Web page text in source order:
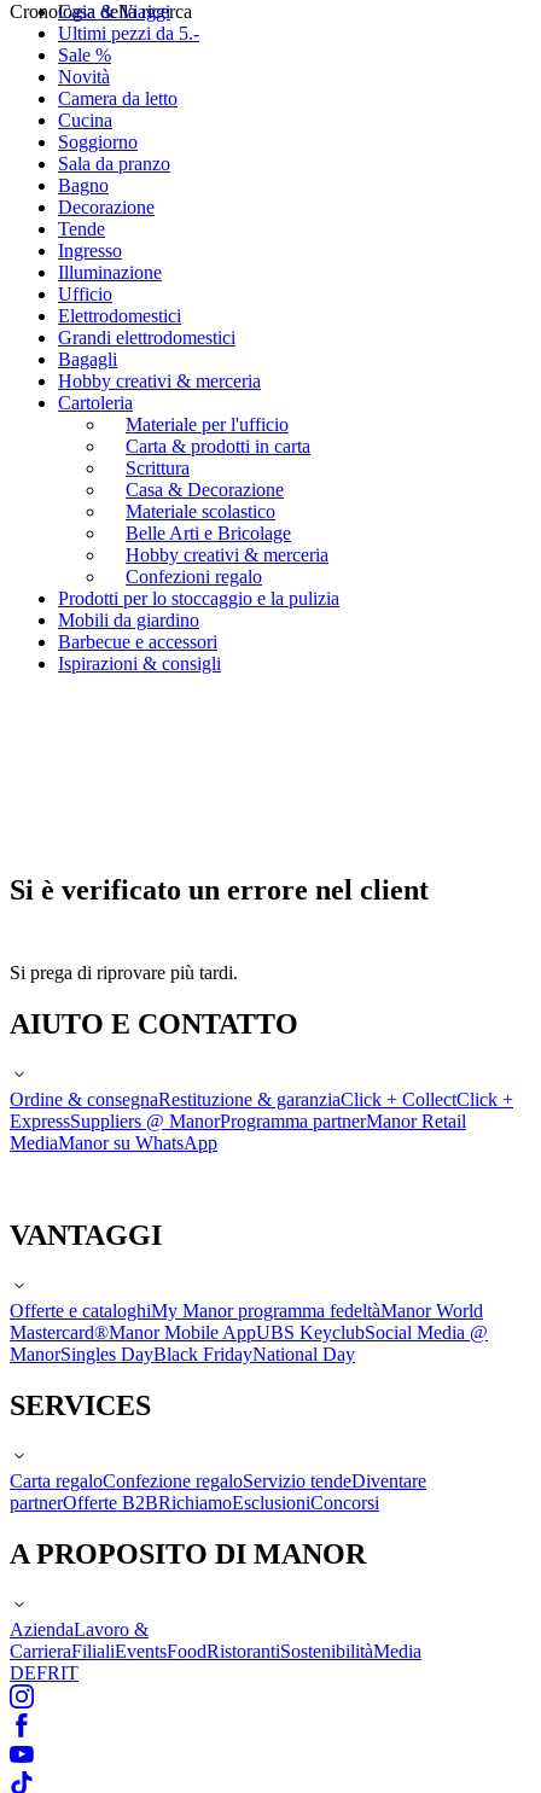
Cronologia della ricerca
Casa & Viaggi
Ultimi pezzi da 5.-
Sale %
Novità
Camera da letto
Cucina
Soggiorno
Sala da pranzo
Bagno
Decorazione
Tende
Ingresso
Illuminazione
Ufficio
Elettrodomestici
Grandi elettrodomestici
Bagagli
Hobby creativi & merceria
Cartoleria
Materiale per l'ufficio
Carta & prodotti in carta
Scrittura
Casa & Decorazione
Materiale scolastico
Belle Arti e Bricolage
Hobby creativi & merceria
Confezioni regalo
Prodotti per lo stoccaggio e la pulizia
Mobili da giardino
Barbecue e accessori
Ispirazioni & consigli
Si è verificato un errore nel client
Si prega di riprovare più tardi.
AIUTO E CONTATTO
Ordine & consegnaRestituzione & garanziaClick + CollectClick +
ExpressSuppliers @ ManorProgramma partnerManor Retail
MediaManor su WhatsApp
VANTAGGI
Offerte e cataloghiMy Manor programma fedeltàManor World
Mastercard®Manor Mobile AppUBS KeyclubSocial Media @
ManorSingles DayBlack FridayNational Day
SERVICES
Carta regaloConfezione regaloServizio tendeDiventare
partnerOfferte B2BRichiamoEsclusioniConcorsi
A PROPOSITO DI MANOR
AziendaLavoro &
CarrieraFilialiEventsFoodRistorantiSostenibilitàMedia
DEFRIT